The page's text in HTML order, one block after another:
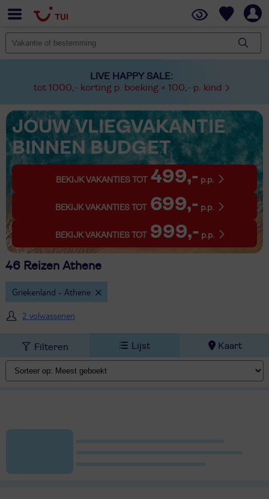
LIVE HAPPY SALE:
tot 1000,- korting p. boeking + 100,- p. kind
JOUW VLIEGVAKANTIE
BINNEN BUDGET
BEKIJK VAKANTIES TOT 499,- p.p.
BEKIJK VAKANTIES TOT 699,- p.p.
BEKIJK VAKANTIES TOT 999,- p.p.
46 Reizen Athene
Griekenland - Athene
2 volwassenen
Filteren Lijst Kaart